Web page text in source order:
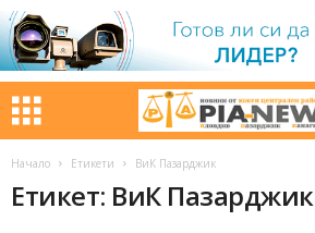
Начало Етикети ВиК Пазарджик
Етикет: ВиК Пазарджик